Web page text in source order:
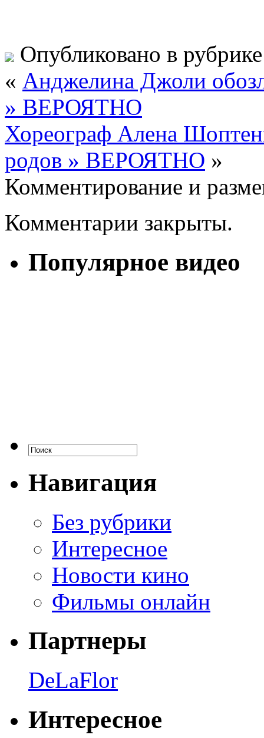
Опубликовано в
« Анджелина Джоли
» ВЕРОЯТНО
Хореограф Алена
родов » ВЕРОЯТНО »
Комментирование и
Комментарии закрыты.
Популярное видео
Навигация
Без рубрики
Интересное
Новости кино
Фильмы онлайн
Партнеры
DeLaFlor
Интересное